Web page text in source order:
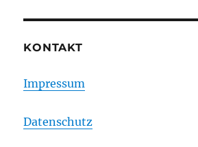
KONTAKT
Impressum
Datenschutz